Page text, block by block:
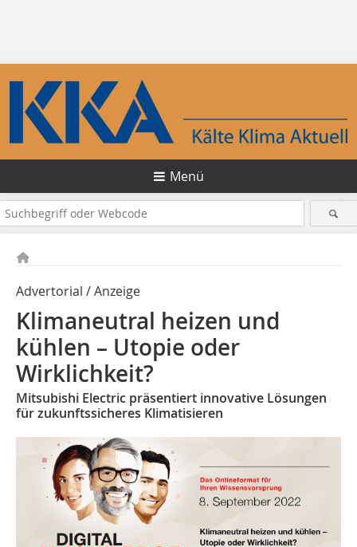
Menü
Advertorial / Anzeige
Klimaneutral heizen und
kühlen – Utopie oder
Wirklichkeit?
Mitsubishi Electric präsentiert innovative Lösungen
für zukunftssicheres Klimatisieren